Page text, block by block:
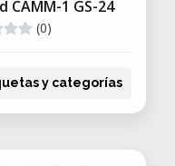
CAMM-1 GS-24
(0)
y categorías